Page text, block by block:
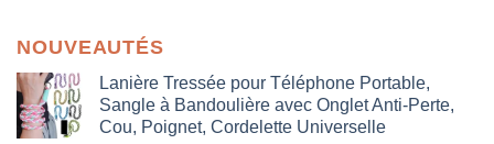
NOUVEAUTÉS
Lanière Tressée pour Téléphone Portable,
Sangle à Bandoulière avec Onglet Anti-Perte,
Cou, Poignet, Cordelette Universelle